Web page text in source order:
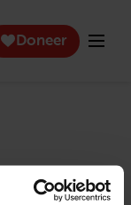
Doneer
die zich
en inspireert